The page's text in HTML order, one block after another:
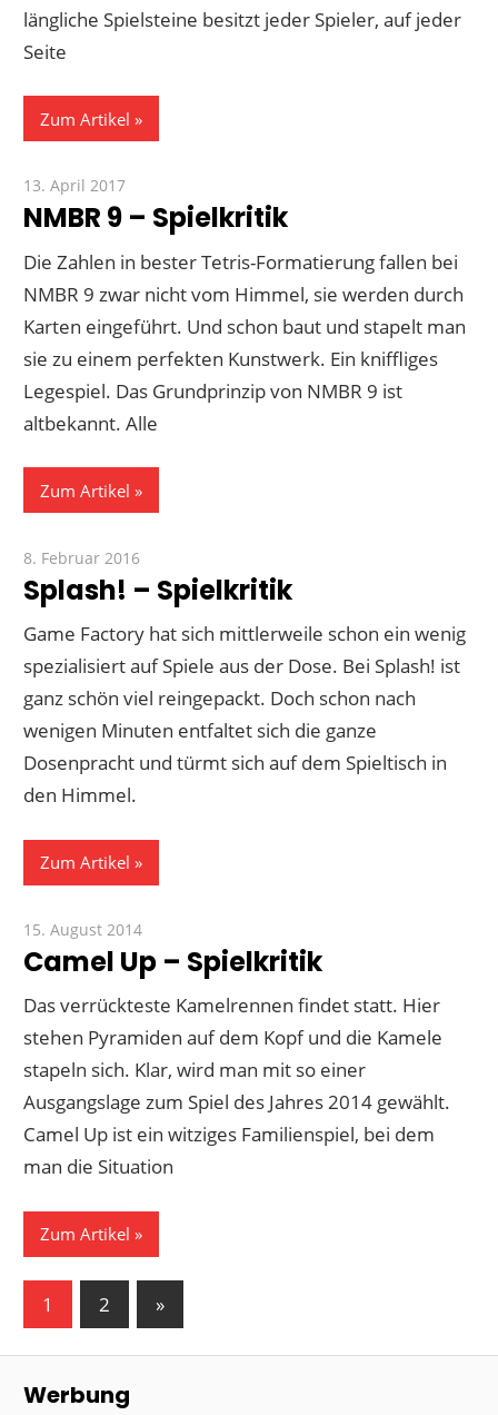
längliche Spielsteine besitzt jeder Spieler, auf jeder
Seite
Zum Artikel
13. April 2017
NMBR 9 – Spielkritik
Die Zahlen in bester Tetris-Formatierung fallen bei
NMBR 9 zwar nicht vom Himmel, sie werden durch
Karten eingeführt. Und schon baut und stapelt man
sie zu einem perfekten Kunstwerk. Ein kniffliges
Legespiel. Das Grundprinzip von NMBR 9 ist
altbekannt. Alle
Zum Artikel
8. Februar 2016
Splash! – Spielkritik
Game Factory hat sich mittlerweile schon ein wenig
spezialisiert auf Spiele aus der Dose. Bei Splash! ist
ganz schön viel reingepackt. Doch schon nach
wenigen Minuten entfaltet sich die ganze
Dosenpracht und türmt sich auf dem Spieltisch in
den Himmel.
Zum Artikel
15. August 2014
Camel Up – Spielkritik
Das verrückteste Kamelrennen findet statt. Hier
stehen Pyramiden auf dem Kopf und die Kamele
stapeln sich. Klar, wird man mit so einer
Ausgangslage zum Spiel des Jahres 2014 gewählt.
Camel Up ist ein witziges Familienspiel, bei dem
man die Situation
Zum Artikel
Seitennummerierung
der
Beiträge
1 2
Nächste
Beiträge
»
Werbung